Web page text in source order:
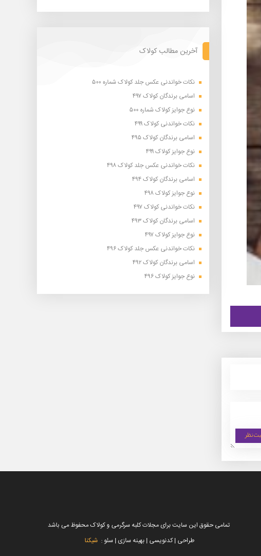
آخرین مطالب کولاک
نکات خواندنی عکس جلد کولاک شماره ۵۰۰
اسامی برندگان کولاک ۴۹۷
نوع جوایز کولاک شماره ۵۰۰
نکات خواندنی کولاک ۴۹۹
اسامی برندگان کولاک ۴۹۵
نوع جوایز کولاک ۴۹۹
نکات خواندنی عکس جلد کولاک ۴۹۸
اسامی برندگان کولاک ۴۹۴
نوع جوایز کولاک ۴۹۸
نکات خواندنی کولاک ۴۹۷
اسامی برندگان کولاک ۴۹۳
نوع جوایز کولاک ۴۹۷
نکات خواندنی عکس جلد کولاک ۴۹۶
اسامی برندگان کولاک ۴۹۲
نوع جوایز کولاک ۴۹۶
تمامی حقوق این سایت برای مجلات کلبه سرگرمی و کولاک محفوظ می باشد
طراحی | کدنویسی | بهینه سازی | سئو : شیکنا